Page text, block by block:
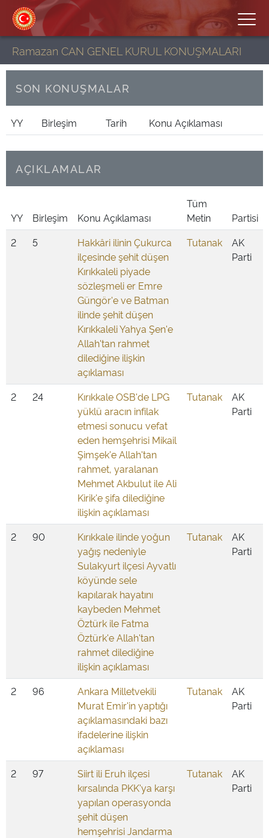
Ramazan CAN GENEL KURUL KONUŞMALARI
SON KONUŞMALAR
YY Birleşim Tarih Konu Açıklaması
AÇIKLAMALAR
YY Birleşim Konu Açıklaması
Tüm
Metin
Partisi
2
5
Hakkâri ilinin Çukurca
ilçesinde şehit düşen
Kırıkkaleli piyade
sözleşmeli er Emre
Güngör'e ve Batman
ilinde şehit düşen
Kırıkkaleli Yahya Şen'e
Allah'tan rahmet
dilediğine ilişkin
açıklaması
Tutanak
AK
Parti
2 24
Kırıkkale OSB'de LPG
yüklü aracın infilak
etmesi sonucu vefat
eden hemşehrisi Mikail
Şimşek'e Allah'tan
rahmet, yaralanan
Mehmet Akbulut ile Ali
Kirik'e şifa dilediğine
ilişkin açıklaması
Tutanak
AK
Parti
2 90
Kırıkkale ilinde yoğun
yağış nedeniyle
Sulakyurt ilçesi Ayvatlı
köyünde sele
kapılarak hayatını
kaybeden Mehmet
Öztürk ile Fatma
Öztürk'e Allah'tan
rahmet dilediğine
ilişkin açıklaması
Tutanak
AK
Parti
2 96
Ankara Milletvekili
Murat Emir'in yaptığı
açıklamasındaki bazı
ifadelerine ilişkin
açıklaması
Tutanak
AK
Parti
2 97
Siirt ili Eruh ilçesi
kırsalında PKK'ya karşı
yapılan operasyonda
şehit düşen
hemşehrisi Jandarma
Tutanak
AK
Parti